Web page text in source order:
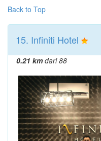
Back to Top
15. Infiniti Hotel
0.21 kmdari 88